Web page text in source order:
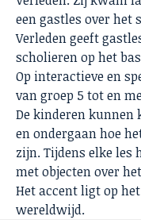
een gastles over het
Verleden geeft
scholieren op het
Op interactieve en
van groep 5 tot en
De kinderen kunnen
en ondergaan hoe
zijn. Tijdens elke les
met objecten over
Het accent ligt op
wereldwijd.